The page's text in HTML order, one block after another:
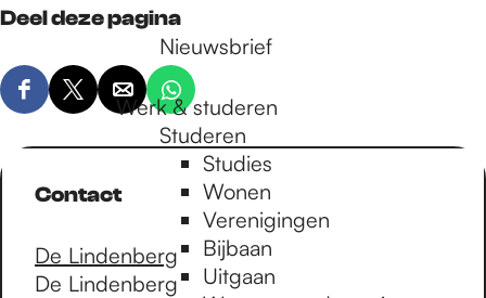
Nieuwsbrief
Werk & studeren
Studeren
Studies
Wonen
Verenigingen
Bijbaan
Uitgaan
Deel deze pagina
D
e
D
e
l
e
z
D
e
l
z
D
e
e
d
z
Contact
De Lindenberg
De Lindenberg